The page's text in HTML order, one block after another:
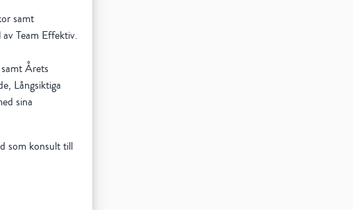
samt
Team Effektiv.
Årets
Långsiktiga
sina
som konsult till